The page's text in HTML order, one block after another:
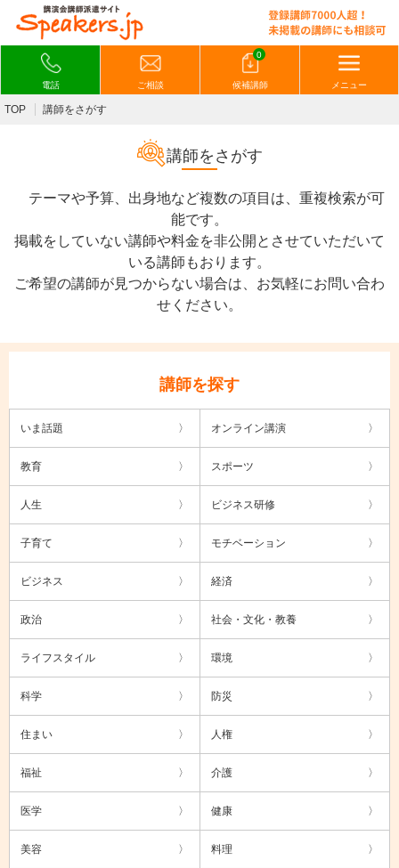
電話 ご相談
0
候補講師 メニュー
TOP 講師をさがす
講師をさがす
テーマや予算、出身地など複数の項目は、重複検索が可
能です。
掲載をしていない講師や料金を非公開とさせていただいて
いる講師もおります。
ご希望の講師が見つからない場合は、お気軽にお問い合わ
せください。
講師を探す
いま話題 オンライン講演
教育 スポーツ
人生 ビジネス研修
子育て モチベーション
ビジネス 経済
政治 社会・文化・教養
ライフスタイル 環境
科学 防災
住まい 人権
福祉 介護
医学 健康
美容 料理